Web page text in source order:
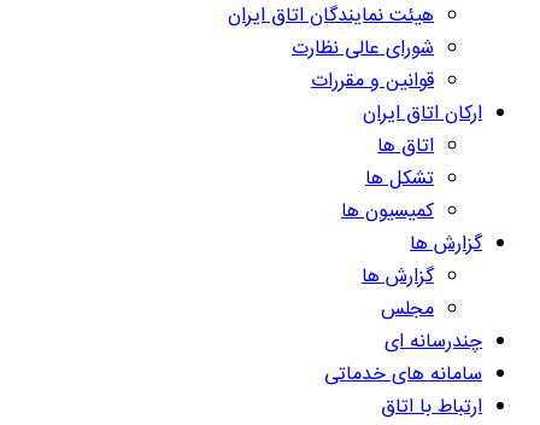
هیئت نمایندگان اتاق ایران
شورای عالی نظارت
قوانین و مقررات
ارکان اتاق ایران
اتاق ها
تشکل ها
کمیسیون ها
گزارش ها
گزارش ها
مجلس
چندرسانه ای
سامانه های خدماتی
ارتباط با اتاق